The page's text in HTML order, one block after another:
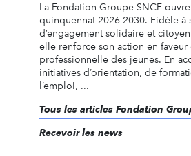
La Fondation Groupe SNCF
quinquennat 2026-2030. Fidèle à
d’engagement solidaire et
elle renforce son action en faveur
professionnelle des jeunes. En
initiatives d’orientation, de
l’emploi, ...
Tous les articles Fondation
Recevoir les news